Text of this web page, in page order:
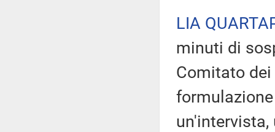
LIA
minuti di
Comitato
un'intervista,